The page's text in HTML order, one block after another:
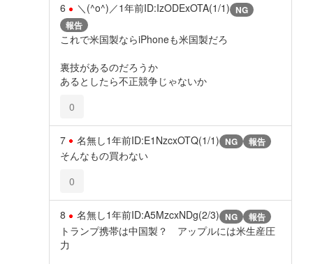
6 ＼(^o^)／1年前ID:IzODExOTA(1/1) NG
報告
これで米国製ならiPhoneも米国製だろ
裏技があるのだろうか
あるとしたら不正競争じゃないか
0
7 名無し1年前ID:E1NzcxOTQ(1/1) NG 報告
そんなもの買わない
0
8 名無し1年前ID:A5MzcxNDg(2/3) NG 報告
トランプ携帯は中国製？ アップルには米生産圧
力